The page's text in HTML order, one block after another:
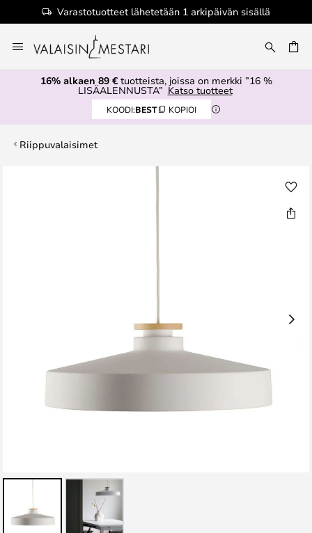
Varastotuotteet lähetetään 1 arkipäivän sisällä
to
Content
16% alkaen 89 €tuotteista, joissa on merkki ”16 %
LISÄALENNUSTA” Katso tuotteet
KOODI:BEST KOPIOI
Riippuvalaisimet